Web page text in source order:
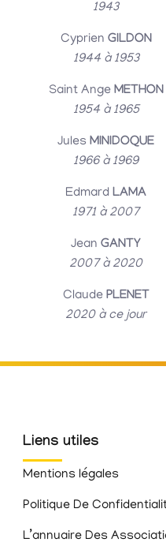
1943
Cyprien GILDON
1944 à 1953
Saint Ange METHON
1954 à 1965
JulesMINIDOQUE
1966 à 1969
EdmardLAMA
1971 à 2007
JeanGANTY
2007 à 2020
Claude PLENET
2020 à ce jour
Liens utiles
Mentions légales
Politique De
L’annuaire Des